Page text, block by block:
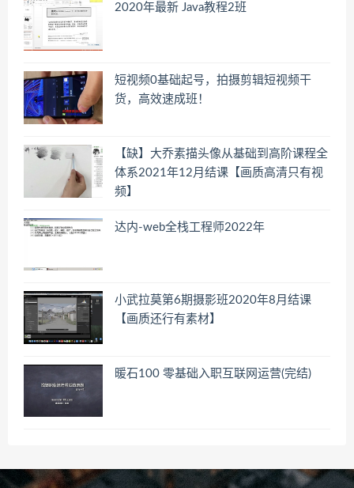
2020年最新 Java教程2班
短视频0基础起号，​拍摄剪辑短视频干
货，高效速成班！
【缺】大乔素描头像从基础到高阶课程全
体系2021年12月结课【画质高清只有视
频】
达内-web全栈工程师2022年
小武拉莫第6期摄影班2020年8月结课
【画质还行有素材】
暖石100 零基础入职互联网运营(完结)